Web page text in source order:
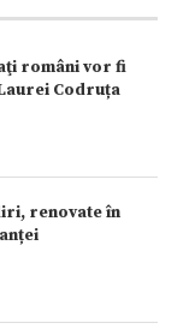
români vor fi
Codruța
renovate în